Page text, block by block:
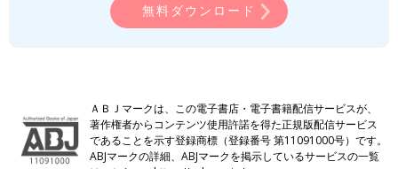
無料ダウンロード
ＡＢＪマークは、この電子書店・電子書籍配信サービスが、
著作権者からコンテンツ使用許諾を得た正規版配信サービス
であることを示す登録商標（登録番号 第11091000号）です。
ABJマークの詳細、ABJマークを掲示しているサービスの一覧